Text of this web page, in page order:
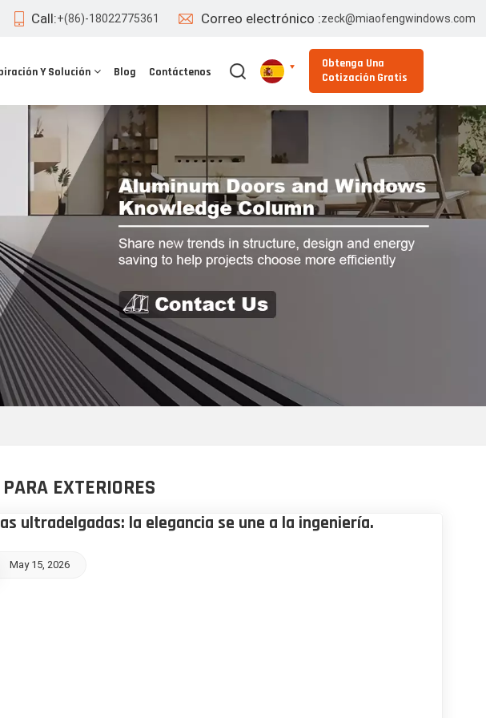
Call:+(86)-18022775361 Correo electrónico :zeck@miaofengwindows.com
Y Solución Blog Contáctenos
Español
Obtenga Una
Cotización Gratis
EXTERIORES
ultradelgadas: la elegancia se une a la ingeniería.
May 15, 2026